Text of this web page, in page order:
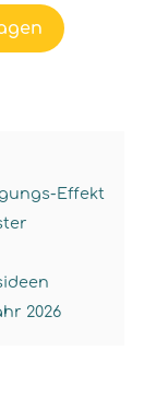
Effekt
2026